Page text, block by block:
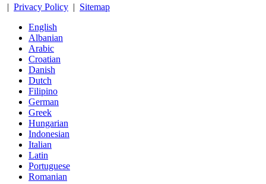
| Privacy Policy | Sitemap
English
Albanian
Arabic
Croatian
Danish
Dutch
Filipino
German
Greek
Hungarian
Indonesian
Italian
Latin
Portuguese
Romanian